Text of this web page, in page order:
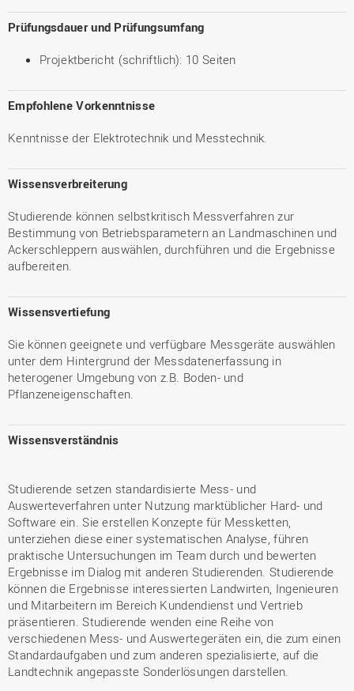
Prüfungsdauer und Prüfungsumfang
Projektbericht (schriftlich): 10 Seiten
Empfohlene Vorkenntnisse
Kenntnisse der Elektrotechnik und Messtechnik.
Wissensverbreiterung
Studierende können selbstkritisch Messverfahren zur
Bestimmung von Betriebsparametern an Landmaschinen und
Ackerschleppern auswählen, durchführen und die Ergebnisse
aufbereiten.
Wissensvertiefung
Sie können geeignete und verfügbare Messgeräte auswählen
unter dem Hintergrund der Messdatenerfassung in
heterogener Umgebung von z.B. Boden- und
Pflanzeneigenschaften.
Wissensverständnis
Studierende setzen standardisierte Mess- und
Auswerteverfahren unter Nutzung marktüblicher Hard- und
Software ein. Sie erstellen Konzepte für Messketten,
unterziehen diese einer systematischen Analyse, führen
praktische Untersuchungen im Team durch und bewerten
Ergebnisse im Dialog mit anderen Studierenden. Studierende
können die Ergebnisse interessierten Landwirten, Ingenieuren
und Mitarbeitern im Bereich Kundendienst und Vertrieb
präsentieren. Studierende wenden eine Reihe von
verschiedenen Mess- und Auswertegeräten ein, die zum einen
Standardaufgaben und zum anderen spezialisierte, auf die
Landtechnik angepasste Sonderlösungen darstellen.